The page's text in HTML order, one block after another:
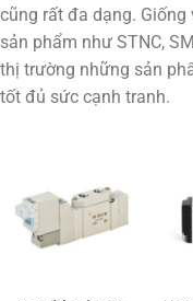
cũng rất đa dạng.
sản phẩm như STNC,
thị trường những sản
tốt đủ sức cạnh tranh.